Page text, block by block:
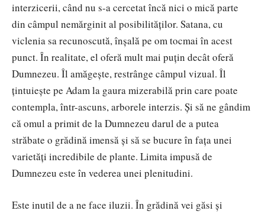
interzicerii, când nu s-a cercetat încă nici o mică parte
din câmpul nemărginit al posibilităţilor. Satana, cu
viclenia sa recunoscută, înşală pe om tocmai în acest
punct. În realitate, el oferă mult mai puţin decât oferă
Dumnezeu. Îl amăgeşte, restrânge câmpul vizual. Îl
ţintuieşte pe Adam la gaura mizerabilă prin care poate
contempla, într-ascuns, arborele interzis. Şi să ne gândim
că omul a primit de la Dumnezeu darul de a putea
străbate o grădină imensă şi să se bucure în faţa unei
varietăţi incredibile de plante. Limita impusă de
Dumnezeu este în vederea unei plenitudini.
Este inutil de a ne face iluzii. În grădină vei găsi şi